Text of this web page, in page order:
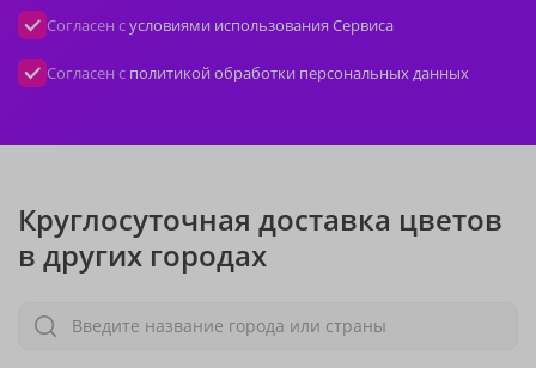
Согласен сусловиями использования Сервиса
Согласен с политикой обработки персональных данных
Круглосуточная доставка цветов
в других городах
Введите название города или страны